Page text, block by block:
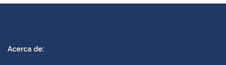
Acerca de: